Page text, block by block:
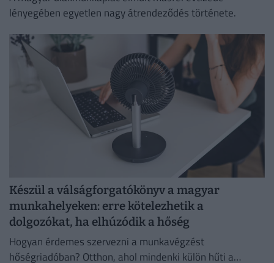
lényegében egyetlen nagy átrendeződés története.
Készül a válságforgatókönyv a magyar
munkahelyeken: erre kötelezhetik a
dolgozókat, ha elhúzódik a hőség
Hogyan érdemes szervezni a munkavégzést
hőségriadóban? Otthon, ahol mindenki külön hűti a